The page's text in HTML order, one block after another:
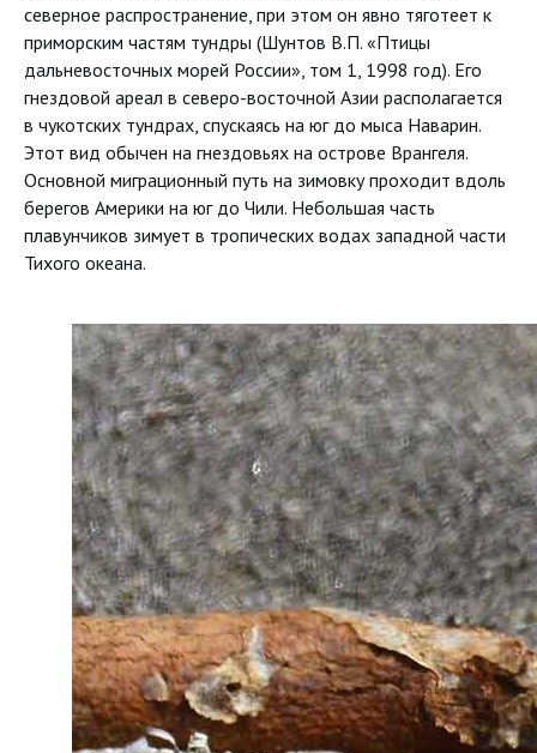
северное распространение, при этом он явно тяготеет к
приморским частям тундры (Шунтов В.П. «Птицы
дальневосточных морей России», том 1, 1998 год). Его
гнездовой ареал в северо-восточной Азии располагается
в чукотских тундрах, спускаясь на юг до мыса Наварин.
Этот вид обычен на гнездовьях на острове Врангеля.
Основной миграционный путь на зимовку проходит вдоль
берегов Америки на юг до Чили. Небольшая часть
плавунчиков зимует в тропических водах западной части
Тихого океана.